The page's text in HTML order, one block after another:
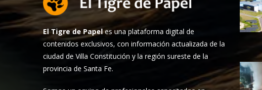
El Tigre de Papeles una plataforma digital de
contenidos exclusivos, con información actualizada de la
ciudad de Villa Constitución y la región sureste de la
provincia de Santa Fe.